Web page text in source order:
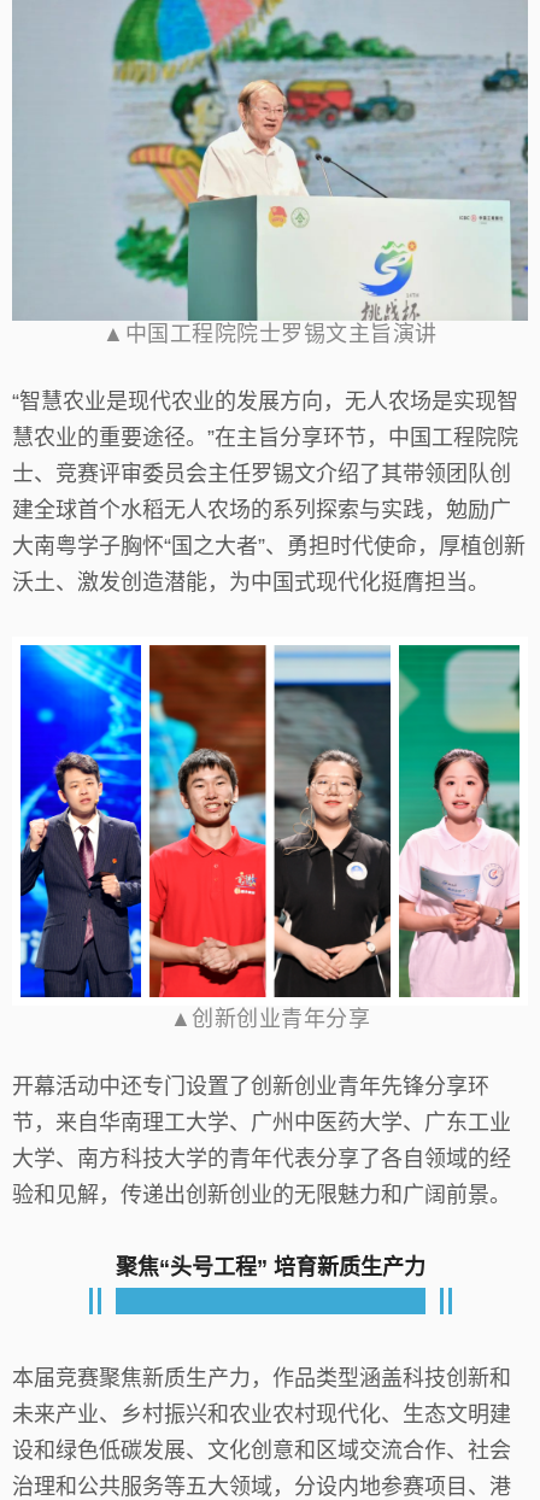
▲中国工程院院士罗锡文主旨演讲
“智慧农业是现代农业的发展方向，无人农场是实现智
慧农业的重要途径。”在主旨分享环节，中国工程院院
士、竞赛评审委员会主任罗锡文介绍了其带领团队创
建全球首个水稻无人农场的系列探索与实践，勉励广
大南粤学子胸怀“国之大者”、勇担时代使命，厚植创新
沃土、激发创造潜能，为中国式现代化挺膺担当。
▲创新创业青年分享
开幕活动中还专门设置了创新创业青年先锋分享环
节，来自华南理工大学、广州中医药大学、广东工业
大学、南方科技大学的青年代表分享了各自领域的经
验和见解，传递出创新创业的无限魅力和广阔前景。
聚焦“头号工程” 培育新质生产力
本届竞赛聚焦新质生产力，作品类型涵盖科技创新和
未来产业、乡村振兴和农业农村现代化、生态文明建
设和绿色低碳发展、文化创意和区域交流合作、社会
治理和公共服务等五大领域，分设内地参赛项目、港